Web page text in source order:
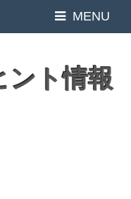
MENU
ント情報